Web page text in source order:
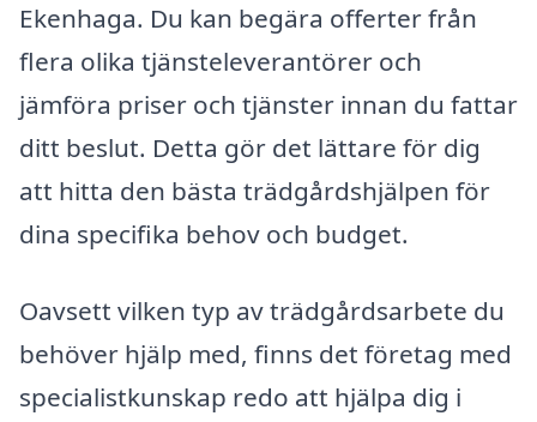
Ekenhaga. Du kan begära offerter från
flera olika tjänsteleverantörer och
jämföra priser och tjänster innan du fattar
ditt beslut. Detta gör det lättare för dig
att hitta den bästa trädgårdshjälpen för
dina specifika behov och budget.
Oavsett vilken typ av trädgårdsarbete du
behöver hjälp med, finns det företag med
specialistkunskap redo att hjälpa dig i